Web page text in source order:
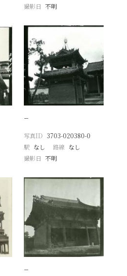
撮影日 不明
−
写真ID 3703-020380-0
駅 なし 路線 なし
撮影日 不明
−